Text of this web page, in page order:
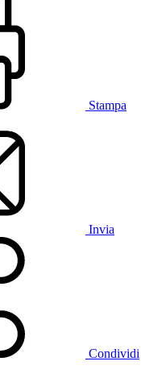
Stampa
Invia
Condividi